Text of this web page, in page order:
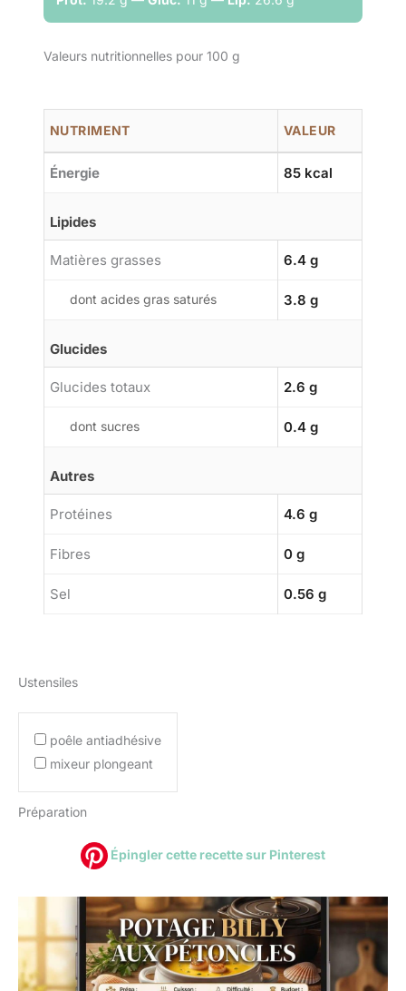
Valeurs nutritionnelles pour 100 g
NUTRIMENT VALEUR
Énergie 85 kcal
Lipides
Matières grasses 6.4 g
dont acides gras saturés 3.8 g
Glucides
Glucides totaux 2.6 g
dont sucres 0.4 g
Autres
Protéines 4.6 g
Fibres 0 g
Sel 0.56 g
Ustensiles
poêle antiadhésive
mixeur plongeant
Préparation
Épingler cette recette sur Pinterest